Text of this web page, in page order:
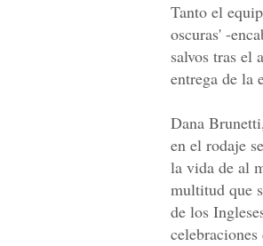
Tanto el
oscuras' -
salvos tras el
entrega de la
Dana
en el rodaje
la vida de al
multitud que
de los